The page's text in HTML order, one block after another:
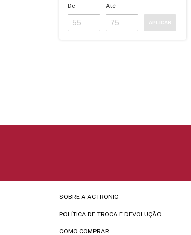
De Até
APLICAR
SOBRE A ACTRONIC
POLÍTICA DE TROCA E DEVOLUÇÃO
COMO COMPRAR